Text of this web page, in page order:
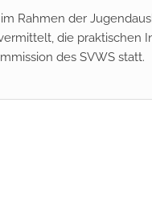
Rahmen der
die praktischen
des SVWS statt.